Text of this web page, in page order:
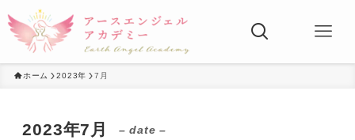
ホーム 2023年 7月
2023年7月 – date –